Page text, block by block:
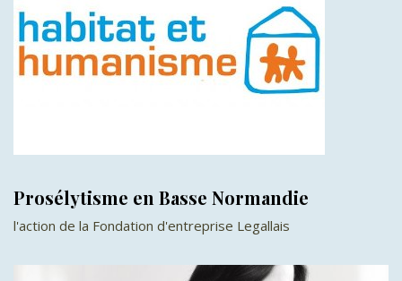
Prosélytisme en Basse Normandie
l'action de la Fondation d'entreprise Legallais